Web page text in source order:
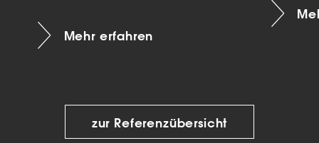
Mehr erfahren
zur Referenzübersicht